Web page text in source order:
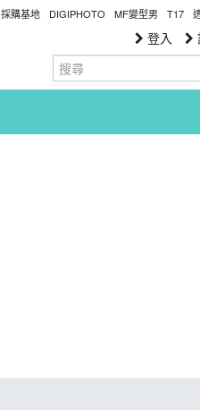
採購基地 DIGIPHOTO MF變型男 T17
登入